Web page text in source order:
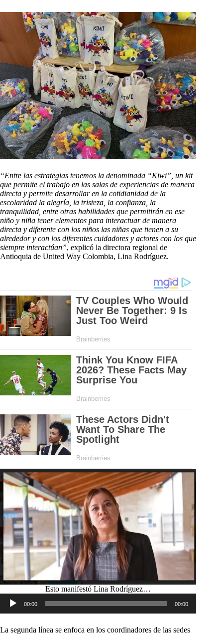
“Entre las estrategias tenemos la denominada “Kiwi”, un kit
que permite el trabajo en las salas de experiencias de manera
directa y permite desarrollar en la cotidianidad de la
escolaridad la alegría, la tristeza, la confianza, la
tranquilidad, entre otras habilidades que permitirán en ese
niño y niña tener elementos para interactuar de manera
directa y diferente con los niños las niñas que tienen a su
alrededor y con los diferentes cuidadores y actores con los que
siempre interactúan”, explicó la directora regional de
Antioquia de United Way Colombia, Lina Rodríguez.
Esto manifestó Lina Rodríguez…
Reproductor
audio
00:00 00:00
La segunda línea se enfoca en los coordinadores de las sedes